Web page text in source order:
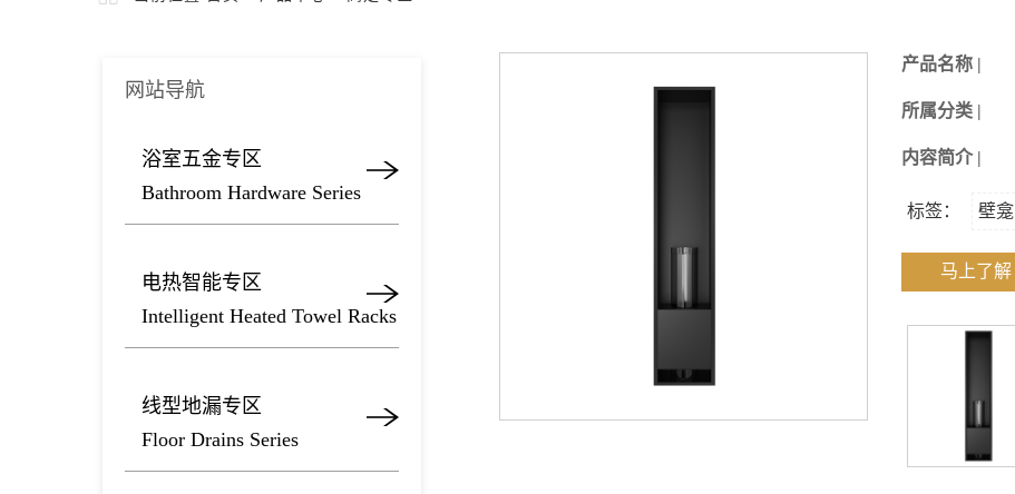
网站导航
浴室五金专区
Bathroom Hardware Series
电热智能专区
Intelligent Heated Towel Racks
线型地漏专区
Floor Drains Series
产品名称 |
所属分类 |
内容简介 |
标签： 壁龛
马上了解